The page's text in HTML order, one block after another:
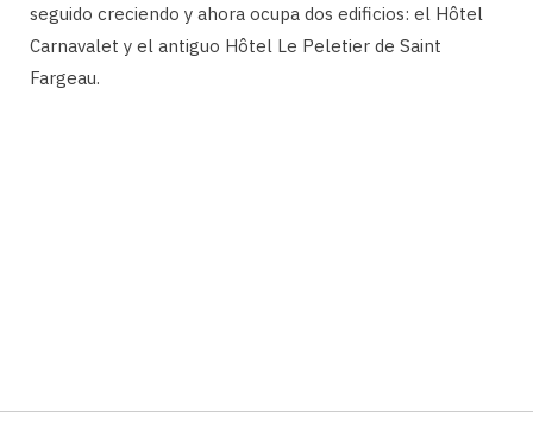
seguido creciendo y ahora ocupa dos edificios: el Hôtel
Carnavalet y el antiguo Hôtel Le Peletier de Saint
Fargeau.